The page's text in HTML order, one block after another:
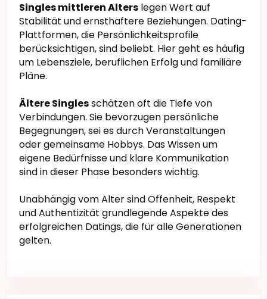
Singles mittleren Alters legen Wert auf
Stabilität und ernsthaftere Beziehungen. Dating-
Plattformen, die Persönlichkeitsprofile
berücksichtigen, sind beliebt. Hier geht es häufig
um Lebensziele, beruflichen Erfolg und familiäre
Pläne.
Ältere Singlesschätzen oft die Tiefe von
Verbindungen. Sie bevorzugen persönliche
Begegnungen, sei es durch Veranstaltungen
oder gemeinsame Hobbys. Das Wissen um
eigene Bedürfnisse und klare Kommunikation
sind in dieser Phase besonders wichtig.
Unabhängig vom Alter sind Offenheit, Respekt
und Authentizität grundlegende Aspekte des
erfolgreichen Datings, die für alle Generationen
gelten.